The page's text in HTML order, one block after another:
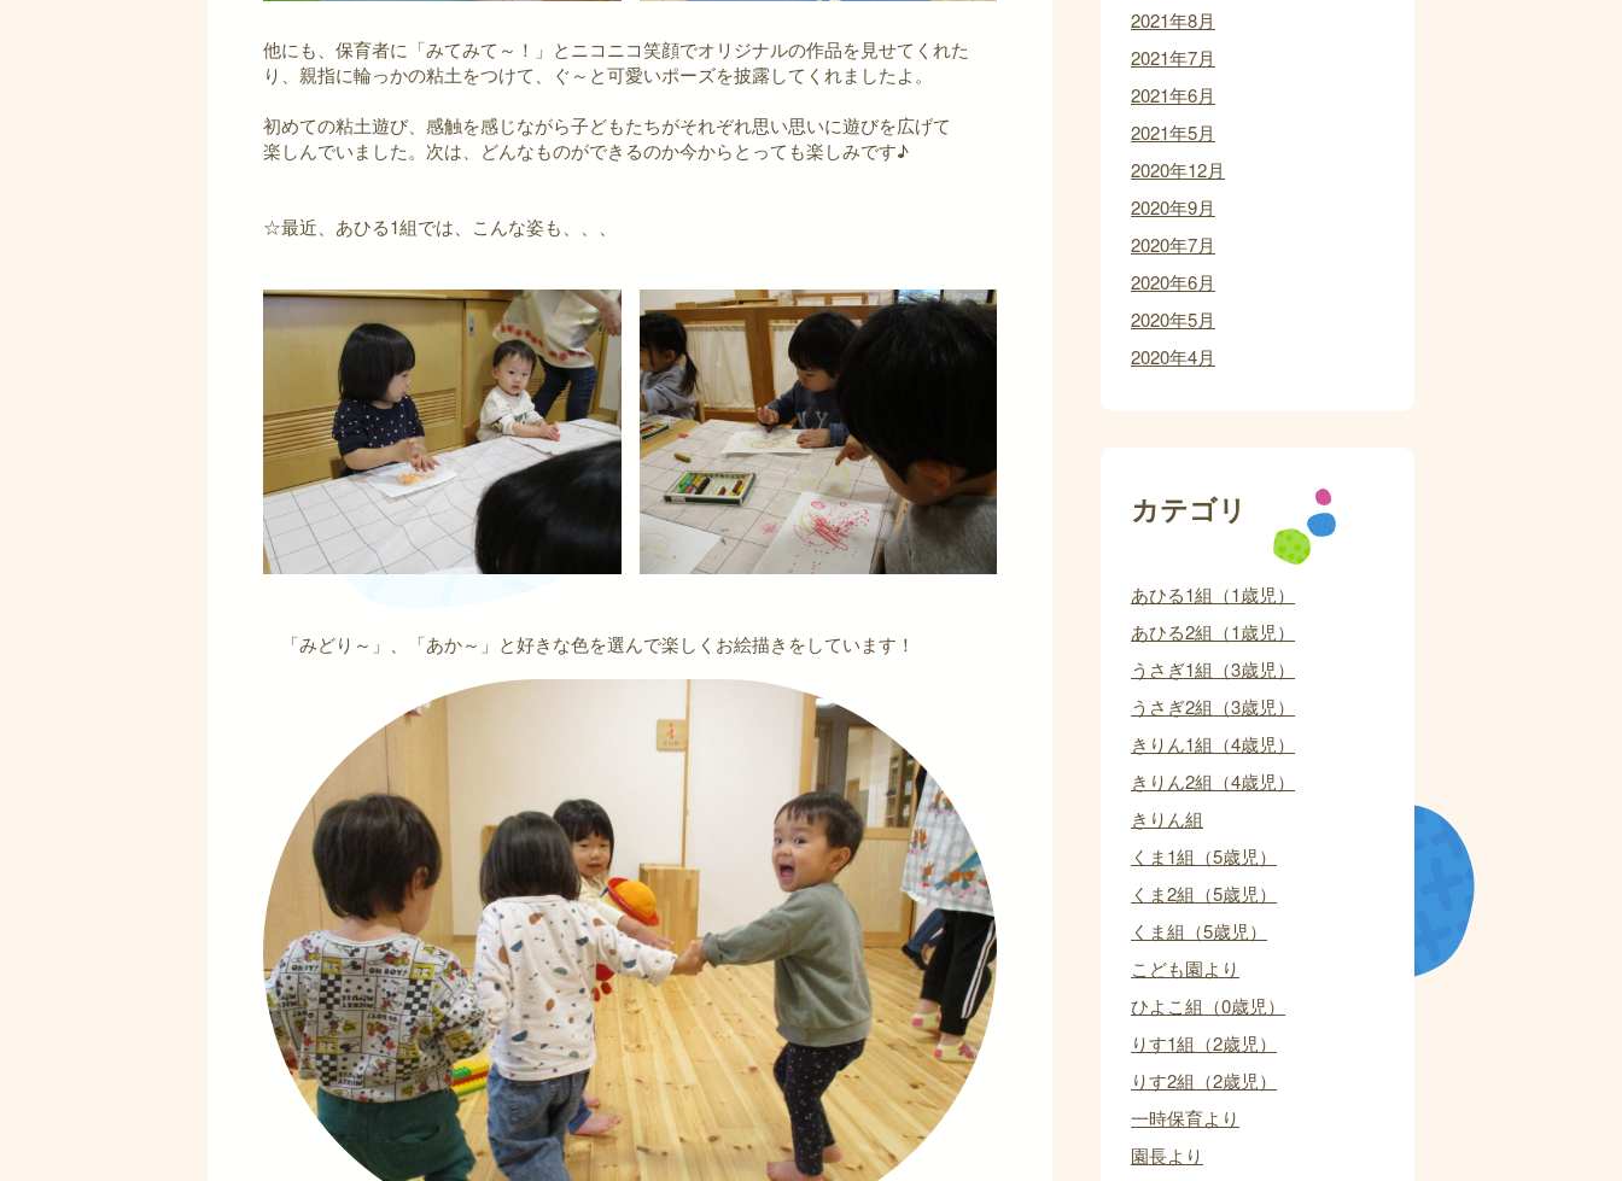
他にも、保育者に「みてみて～！」とニコニコ笑顔でオリジナルの作品を見せてくれた
り、親指に輪っかの粘土をつけて、ぐ～と可愛いポーズを披露してくれましたよ。
初めての粘土遊び、感触を感じながら子どもたちがそれぞれ思い思いに遊びを広げて
楽しんでいました。次は、どんなものができるのか今からとっても楽しみです♪
☆最近、あひる1組では、こんな姿も、、、
「みどり～」、「あか～」と好きな色を選んで楽しくお絵描きをしています！
2021年8月
2021年7月
2021年6月
2021年5月
2020年12月
2020年9月
2020年7月
2020年6月
2020年5月
2020年4月
カテゴリ
あひる1組（1歳児）
あひる2組（1歳児）
うさぎ1組（3歳児）
うさぎ2組（3歳児）
きりん1組（4歳児）
きりん2組（4歳児）
きりん組
くま1組（5歳児）
くま2組（5歳児）
くま組（5歳児）
こども園より
ひよこ組（0歳児）
りす1組（2歳児）
りす2組（2歳児）
一時保育より
園長より